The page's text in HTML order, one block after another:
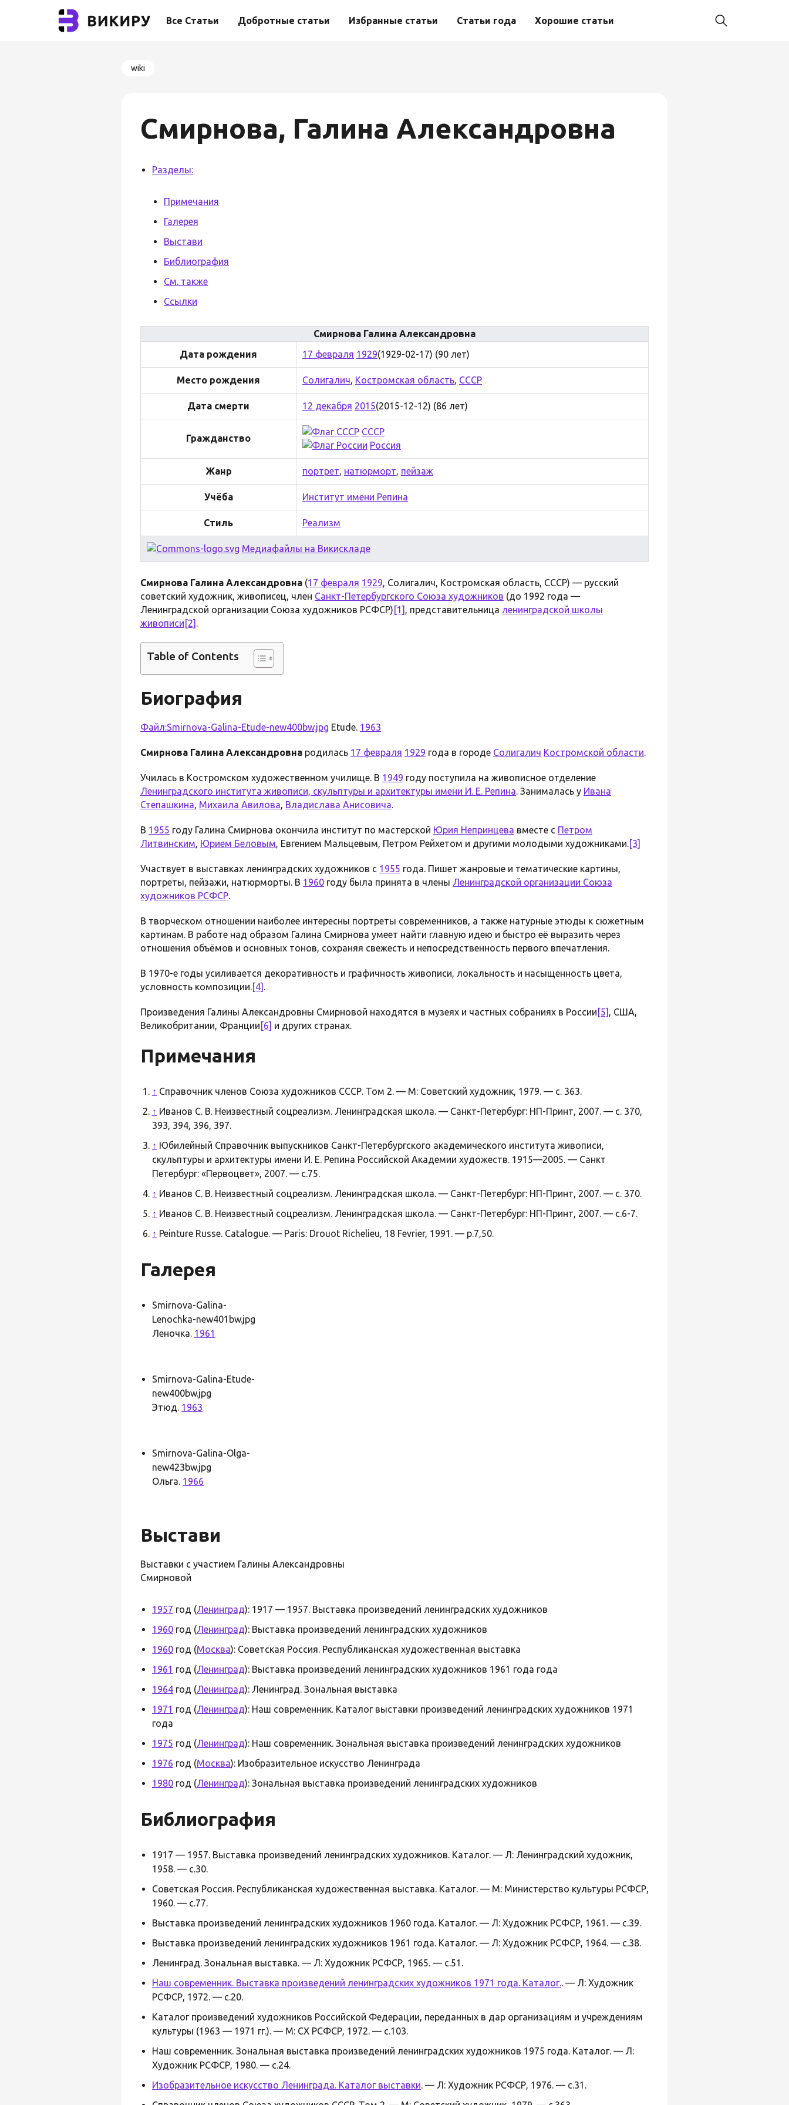
Все Статьи Добротные статьи Избранные статьи Статьи года Хорошие статьи
wiki
Смирнова, Галина Александровна
Разделы:
Примечания
Галерея
Выстави
Библиография
См. также
Ссылки
Смирнова Галина Александровна
Дата рождения
17 февраля 1929(1929-02-17) (90 лет)
Место рождения Солигалич, Костромская область, СССР
Дата смерти 12 декабря 2015(2015-12-12) (86 лет)
Гражданство
СССР
Россия
Жанр портрет, натюрморт, пейзаж
Учёба Институт имени Репина
Стиль Реализм
Медиафайлы на Викискладе
Смирнова Галина Александровна (17 февраля 1929, Солигалич, Костромская область, СССР) — русский
советский художник, живописец, член Санкт-Петербургского Союза художников (до 1992 года —
Ленинградской организации Союза художников РСФСР) [1] , представительница ленинградской школы
живописи [2] .
Table of Contents
Биография
Файл:Smirnova-Galina-Etude-new400bw.jpg Etude. 1963
Смирнова Галина Александровна родилась 17 февраля 1929 года в городе Солигалич Костромской области.
Училась в Костромском художественном училище. В 1949 году поступила на живописное отделение
Ленинградского института живописи, скульптуры и архитектуры имени И. Е. Репина. Занималась у Ивана
Степашкина, Михаила Авилова, Владислава Анисовича.
В 1955 году Галина Смирнова окончила институт по мастерской Юрия Непринцева вместе с Петром
Литвинским, Юрием Беловым, Евгением Мальцевым, Петром Рейхетом и другими молодыми художниками.[3]
Участвует в выставках ленинградских художников с 1955 года. Пишет жанровые и тематические картины,
портреты, пейзажи, натюрморты. В 1960 году была принята в члены Ленинградской организации Союза
художников РСФСР.
В творческом отношении наиболее интересны портреты современников, а также натурные этюды к сюжетным
картинам. В работе над образом Галина Смирнова умеет найти главную идею и быстро её выразить через
отношения объёмов и основных тонов, сохраняя свежесть и непосредственность первого впечатления.
В 1970-е годы усиливается декоративность и графичность живописи, локальность и насыщенность цвета,
условность композиции.[4] .
Произведения Галины Александровны Смирновой находятся в музеях и частных собраниях в России [5] , США,
Великобритании, Франции [6] и других странах.
Примечания
↑ Справочник членов Союза художников СССР. Том 2. — М: Советский художник, 1979. — с. 363.
↑ Иванов С. В. Неизвестный соцреализм. Ленинградская школа. — Санкт-Петербург: НП-Принт, 2007. — с. 370,
393, 394, 396, 397.
↑ Юбилейный Справочник выпускников Санкт-Петербургского академического института живописи,
скульптуры и архитектуры имени И. Е. Репина Российской Академии художеств. 1915—2005. — Санкт
Петербург: «Первоцвет», 2007. — с.75.
↑ Иванов С. В. Неизвестный соцреализм. Ленинградская школа. — Санкт-Петербург: НП-Принт, 2007. — с. 370.
↑ Иванов С. В. Неизвестный соцреализм. Ленинградская школа. — Санкт-Петербург: НП-Принт, 2007. — с.6-7.
↑ Peinture Russe. Catalogue. — Paris: Drouot Richelieu, 18 Fevrier, 1991. — p.7,50.
Галерея
Smirnova-Galina-
Lenochka-new401bw.jpg
Леночка. 1961
Smirnova-Galina-Etude-
new400bw.jpg
Этюд. 1963
Smirnova-Galina-Olga-
new423bw.jpg
Ольга. 1966
Выстави
Выставки с участием Галины Александровны
Смирновой
1957 год (Ленинград): 1917 — 1957. Выставка произведений ленинградских художников
1960 год (Ленинград): Выставка произведений ленинградских художников
1960 год (Москва): Советская Россия. Республиканская художественная выставка
1961 год (Ленинград): Выставка произведений ленинградских художников 1961 года года
1964 год (Ленинград): Ленинград. Зональная выставка
1971 год (Ленинград): Наш современник. Каталог выставки произведений ленинградских художников 1971
года
1975 год (Ленинград): Наш современник. Зональная выставка произведений ленинградских художников
1976 год (Москва): Изобразительное искусство Ленинграда
1980 год (Ленинград): Зональная выставка произведений ленинградских художников
Библиография
1917 — 1957. Выставка произведений ленинградских художников. Каталог. — Л: Ленинградский художник,
1958. — с.30.
Советская Россия. Республиканская художественная выставка. Каталог. — М: Министерство культуры РСФСР,
1960. — с.77.
Выставка произведений ленинградских художников 1960 года. Каталог. — Л: Художник РСФСР, 1961. — с.39.
Выставка произведений ленинградских художников 1961 года. Каталог. — Л: Художник РСФСР, 1964. — с.38.
Ленинград. Зональная выставка. — Л: Художник РСФСР, 1965. — с.51.
Наш современник. Выставка произведений ленинградских художников 1971 года. Каталог.. — Л: Художник
РСФСР, 1972. — с.20.
Каталог произведений художников Российской Федерации, переданных в дар организациям и учреждениям
культуры (1963 — 1971 гг.). — М: СХ РСФСР, 1972. — с.103.
Наш современник. Зональная выставка произведений ленинградских художников 1975 года. Каталог. — Л:
Художник РСФСР, 1980. — с.24.
Изобразительное искусство Ленинграда. Каталог выставки. — Л: Художник РСФСР, 1976. — с.31.